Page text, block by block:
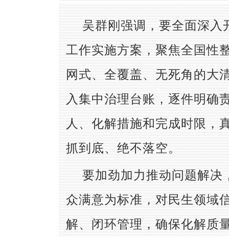
吴群刚强调，要全面深
工作实施方案，聚焦全国性
网式、全覆盖、无死角的大
入集中治理台账，逐件明确
人、化解措施和完成时限，
抓到底、绝不落空。
要加劲加力推动问题解
众满意为标准，对民生领域
解、闭环管理，确保化解质